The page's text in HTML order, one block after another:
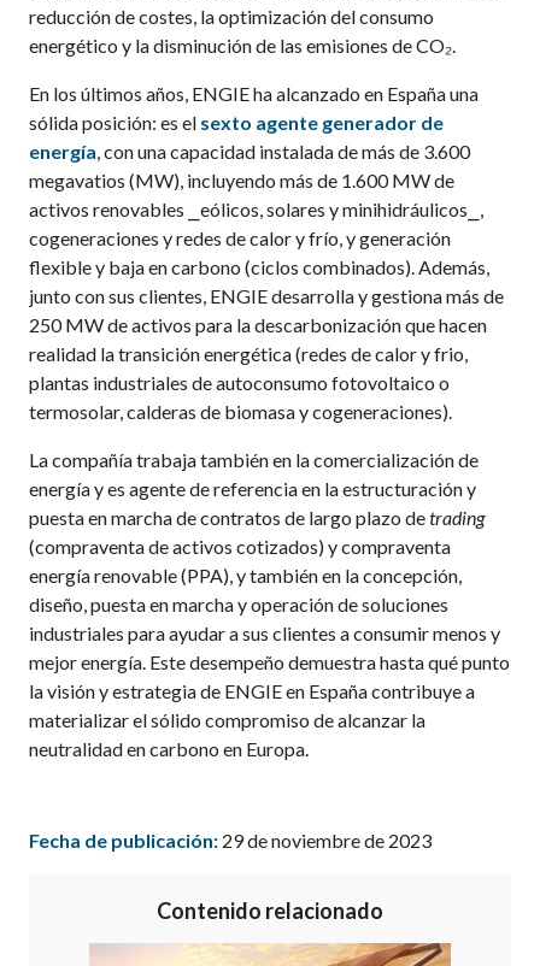
reducción de costes, la optimización del consumo
energético y la disminución de las emisiones de CO₂.
En los últimos años, ENGIE ha alcanzado en España una
sólida posición: es el sexto agente generador de
energía, con una capacidad instalada de más de 3.600
megavatios (MW), incluyendo más de 1.600 MW de
activos renovables ⎯eólicos, solares y minihidráulicos⎯,
cogeneraciones y redes de calor y frío, y generación
flexible y baja en carbono (ciclos combinados). Además,
junto con sus clientes, ENGIE desarrolla y gestiona más de
250 MW de activos para la descarbonización que hacen
realidad la transición energética (redes de calor y frio,
plantas industriales de autoconsumo fotovoltaico o
termosolar, calderas de biomasa y cogeneraciones).
La compañía trabaja también en la comercialización de
energía y es agente de referencia en la estructuración y
puesta en marcha de contratos de largo plazo detrading
(compraventa de activos cotizados) y compraventa
energía renovable (PPA), y también en la concepción,
diseño, puesta en marcha y operación de soluciones
industriales para ayudar a sus clientes a consumir menos y
mejor energía. Este desempeño demuestra hasta qué punto
la visión y estrategia de ENGIE en España contribuye a
materializar el sólido compromiso de alcanzar la
neutralidad en carbono en Europa.
Fecha de publicación: 29 de noviembre de 2023
Contenido relacionado